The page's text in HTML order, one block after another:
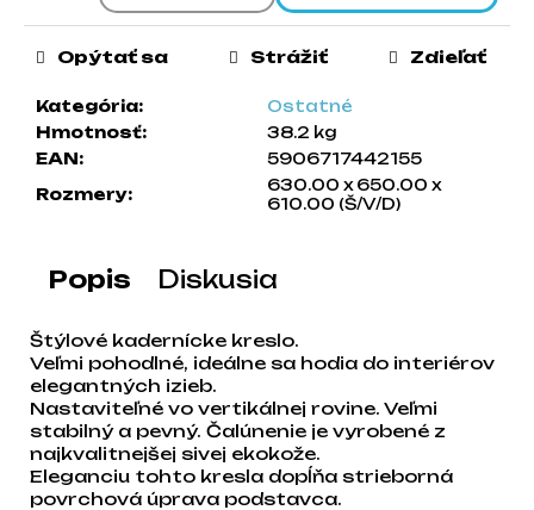
Kategória:
Ostatné
Hmotnosť:
38.2 kg
EAN:
5906717442155
Rozmery:
630.00 x 650.00 x
610.00 (Š/V/D)
Opýtať sa Strážiť Zdieľať
Popis Diskusia
Štýlové kadernícke kreslo.
Veľmi pohodlné, ideálne sa hodia do interiérov
elegantných izieb.
Nastaviteľné vo vertikálnej rovine. Veľmi
stabilný a pevný. Čalúnenie je vyrobené z
najkvalitnejšej sivej ekokože.
Eleganciu tohto kresla dopĺňa strieborná
povrchová úprava podstavca.